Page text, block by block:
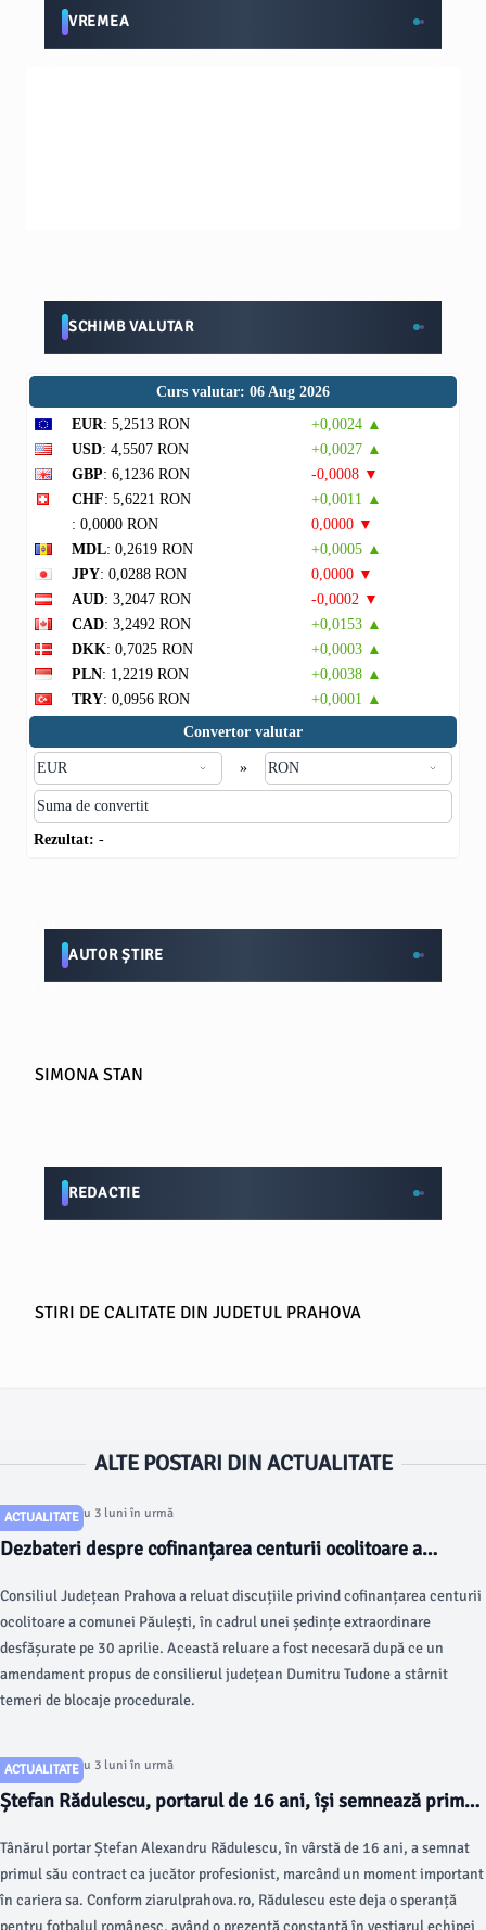
VREMEA
SCHIMB VALUTAR
Curs valutar: 06 Aug 2026
EUR: 5,2513 RON
+0,0024 ▲
USD: 4,5507 RON
+0,0027 ▲
GBP: 6,1236 RON
-0,0008 ▼
CHF: 5,6221 RON
+0,0011 ▲
: 0,0000 RON
0,0000 ▼
MDL: 0,2619 RON
+0,0005 ▲
JPY: 0,0288 RON
0,0000 ▼
AUD: 3,2047 RON
-0,0002 ▼
CAD: 3,2492 RON
+0,0153 ▲
DKK: 0,7025 RON
+0,0003 ▲
PLN: 1,2219 RON
+0,0038 ▲
TRY: 0,0956 RON
+0,0001 ▲
Convertor valutar
»
Rezultat: -
AUTOR ȘTIRE
SIMONA STAN
REDACTIE
STIRI DE CALITATE DIN JUDETUL PRAHOVA
ALTE POSTARI DIN ACTUALITATE
ACTUALITATE
Articol postat cu 3 luni în urmă
Dezbateri despre cofinanțarea centurii ocolitoare a
Consiliul Județean Prahova a reluat discuțiile privind cofinanțarea centurii
ocolitoare a comunei Păulești, în cadrul unei ședințe extraordinare
desfășurate pe 30 aprilie. Această reluare a fost necesară după ce un
amendament propus de consilierul județean Dumitru Tudone a stârnit
temeri de blocaje procedurale.
ACTUALITATE
Articol postat cu 3 luni în urmă
Ștefan Rădulescu, portarul de 16 ani, își semnează primul
Tânărul portar Ștefan Alexandru Rădulescu, în vârstă de 16 ani, a semnat
primul său contract ca jucător profesionist, marcând un moment important
în cariera sa. Conform ziarulprahova.ro, Rădulescu este deja o speranță
pentru fotbalul românesc, având o prezență constantă în vestiarul echipei